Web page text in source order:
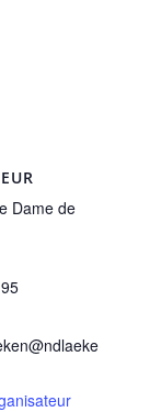
Dame de